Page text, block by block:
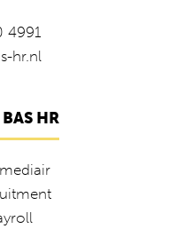
4991
hr.nl
HR